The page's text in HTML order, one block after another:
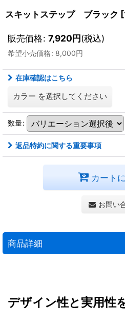
スキットステップ ブラック [
販売価格: 7,920円(税込)
希望小売価格: 8,000円
在庫確認はこちら
カラー を選択してください
数量:
返品特約に関する重要事項
カート
お問い
商品詳細
デザイン性と実用性